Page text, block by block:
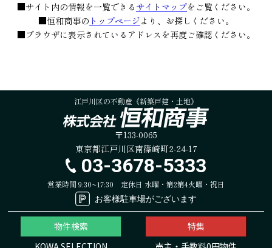
■サイト内の情報を一覧できる サイトマップをご覧ください。
■恒和商事の トップページより、お探しください。
■ブラウザに表示されているアドレスを再度ご確認ください。
江戸川区の不動産《新築戸建・土地》
〒133-0065
東京都江戸川区南篠崎町2-24-17
03-3678-5333
営業時間 9:30~17:30 定休日 水曜・第2第4火曜・祝日
お客様駐車場がございます
物件検索
特集